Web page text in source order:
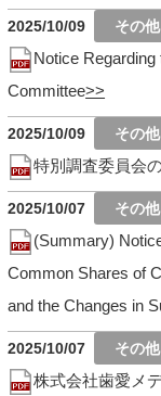
2025/10/09
Notice
Committee
2025/10/09
特別調査委員会
2025/10/07
(Summary)
Common Shares of
and the Changes in
2025/10/07
株式会社歯愛メ